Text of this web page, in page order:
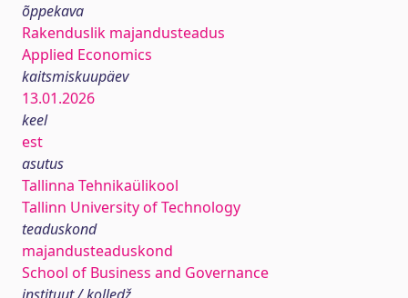
õppekava
Rakenduslik majandusteadus
Applied Economics
kaitsmiskuupäev
13.01.2026
keel
est
asutus
Tallinna Tehnikaülikool
Tallinn University of Technology
teaduskond
majandusteaduskond
School of Business and Governance